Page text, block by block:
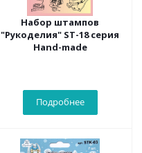
Набор штампов
"Рукоделия" ST-18 серия
Hand-made
Подробнее